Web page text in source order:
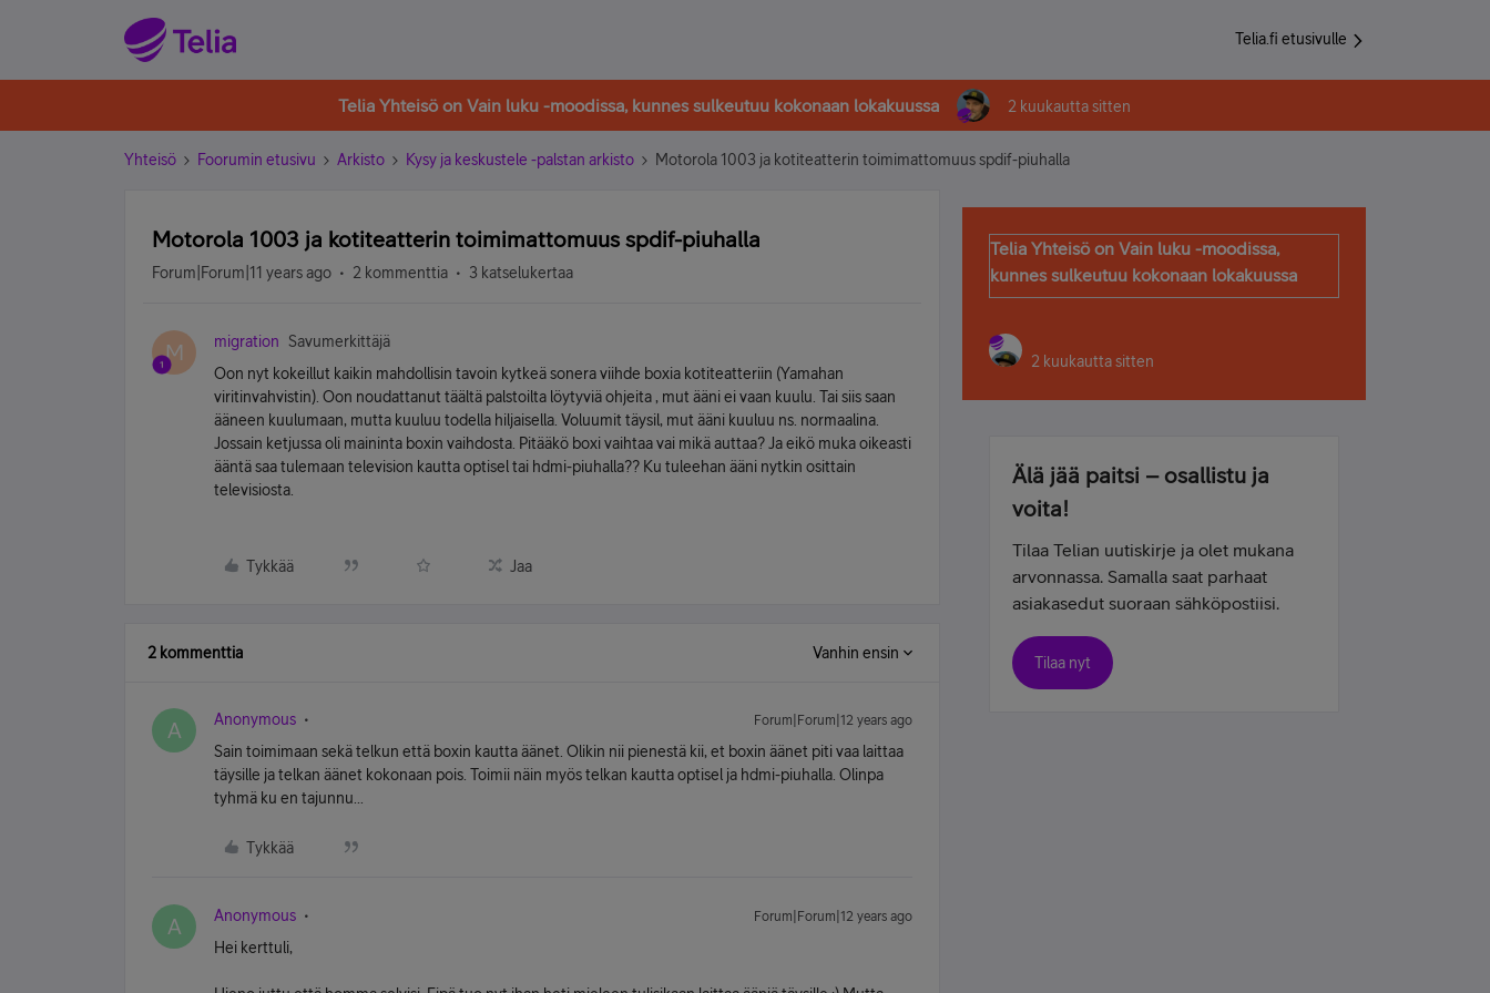
Telia.fi etusivulle
Telia Yhteisö on Vain luku -moodissa, kunnes sulkeutuu kokonaan lokakuussa 2 kuukautta sitten
Yhteisö Foorumin etusivu Arkisto Kysy ja keskustele -palstan arkisto Motorola 1003 ja kotiteatterin toimimattomuus spdif-piuhalla
Motorola 1003 ja kotiteatterin toimimattomuus spdif-piuhalla
Forum|Forum|11 years ago 2 kommenttia 3 katselukertaa
M migration
Savumerkittäjä
Oon nyt kokeillut kaikin mahdollisin tavoin kytkeä sonera viihde boxia kotiteatteriin (Yamahan
viritinvahvistin). Oon noudattanut täältä palstoilta löytyviä ohjeita , mut ääni ei vaan kuulu. Tai siis saan
ääneen kuulumaan, mutta kuuluu todella hiljaisella. Voluumit täysil, mut ääni kuuluu ns. normaalina.
Jossain ketjussa oli maininta boxin vaihdosta. Pitääkö boxi vaihtaa vai mikä auttaa? Ja eikö muka oikeasti
ääntä saa tulemaan television kautta optisel tai hdmi-piuhalla?? Ku tuleehan ääni nytkin osittain
televisiosta.
Tykkää Jaa
2 kommenttia Vanhin ensin
A Anonymous Forum|Forum|12 years ago
Sain toimimaan sekä telkun että boxin kautta äänet. Olikin nii pienestä kii, et boxin äänet piti vaa laittaa
täysille ja telkan äänet kokonaan pois. Toimii näin myös telkan kautta optisel ja hdmi-piuhalla. Olinpa
tyhmä ku en tajunnu...
Tykkää
A Anonymous Forum|Forum|12 years ago
Hei kerttuli,
Telia Yhteisö on Vain luku -moodissa,
kunnes sulkeutuu kokonaan lokakuussa
2 kuukautta sitten
Älä jää paitsi – osallistu ja
voita!
Tilaa Telian uutiskirje ja olet mukana
arvonnassa. Samalla saat parhaat
asiakasedut suoraan sähköpostiisi.
Tilaa nyt